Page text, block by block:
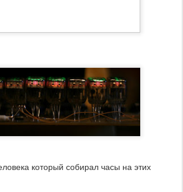
который собирал часы на этих